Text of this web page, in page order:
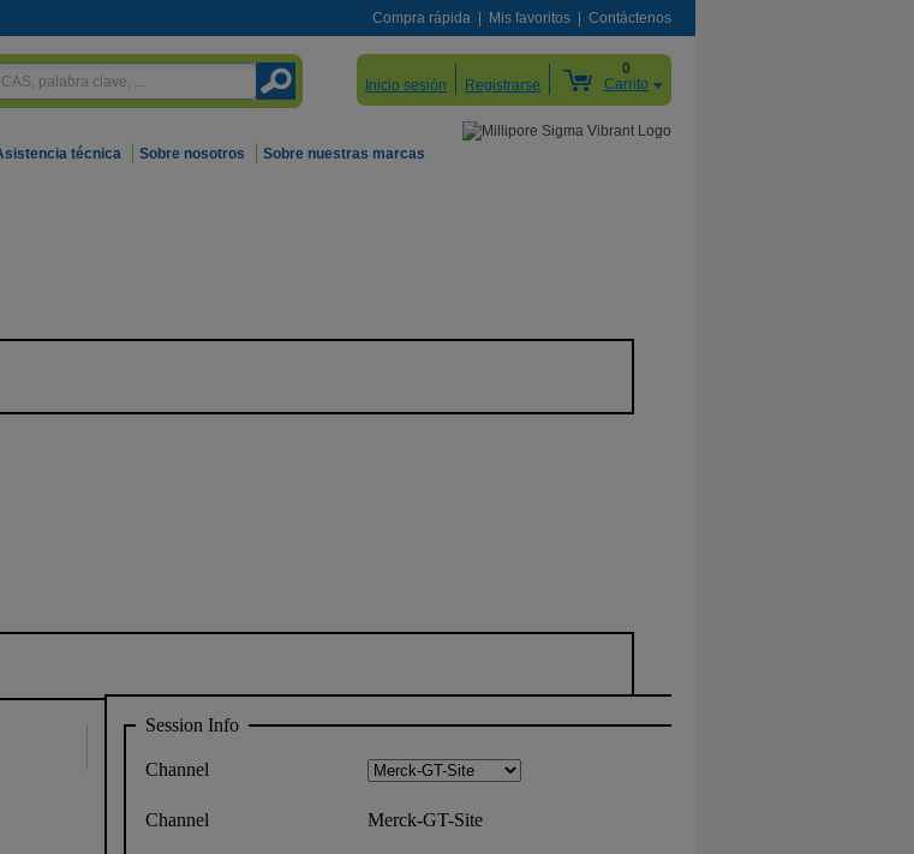
Compra rápida Mis favoritos Contáctenos
Inicio sesión Registrarse
0
Carrito
técnica Sobre nosotros Sobre nuestras marcas